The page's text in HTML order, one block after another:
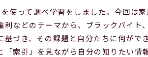
使って調べ学習をしました。今回は
利などのテーマから、ブラックバイト
基づき、その課題と自分たちに何がで
「索引」を見ながら自分の知りたい情